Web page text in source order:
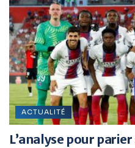
ACTUALITÉ
L’analyse pour